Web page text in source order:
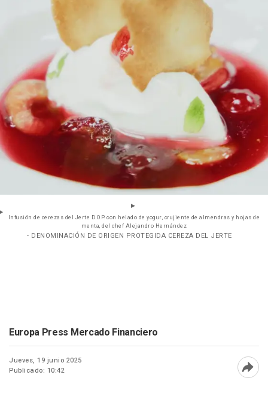
Infusión de cerezas del Jerte D.O.P. con helado de yogur, crujiente de almendras y hojas de
menta, del chef Alejandro Hernández
- DENOMINACIÓN DE ORIGEN PROTEGIDA CEREZA DEL JERTE
Europa Press Mercado Financiero
Jueves, 19 junio 2025
Publicado: 10:42